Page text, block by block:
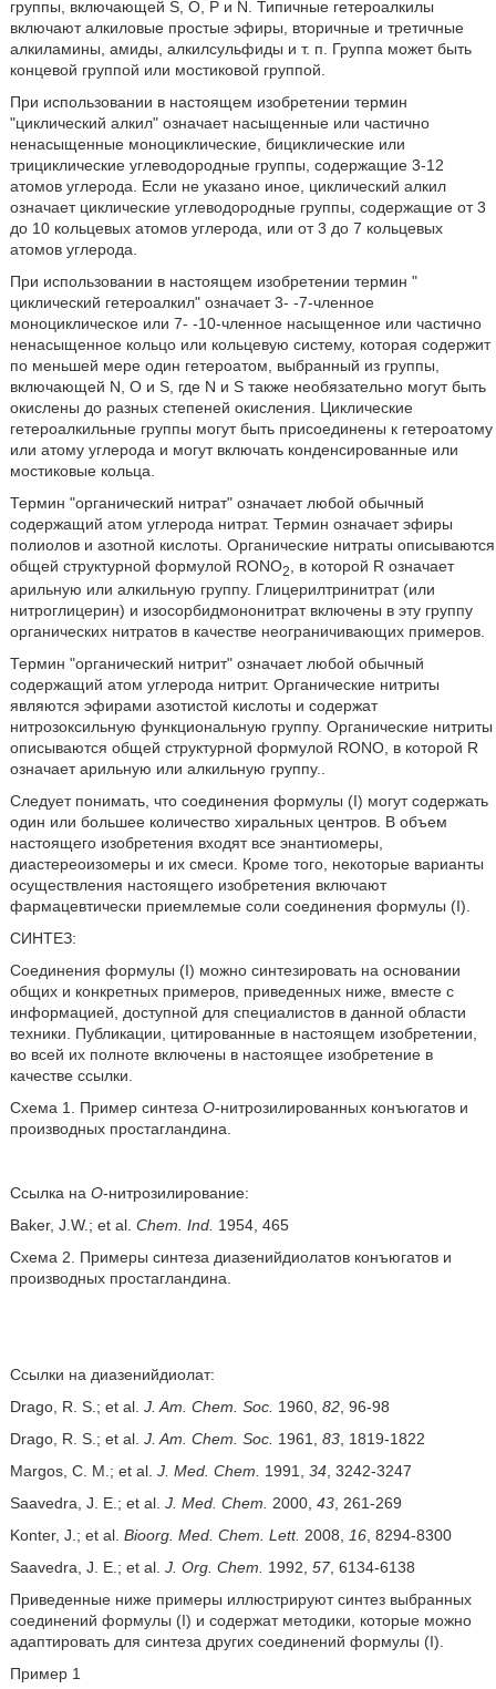
группы, включающей S, O, P и N. Типичные гетероалкилы
включают алкиловые простые эфиры, вторичные и третичные
алкиламины, амиды, алкилсульфиды и т. п. Группа может быть
концевой группой или мостиковой группой.
При использовании в настоящем изобретении термин
"циклический алкил" означает насыщенные или частично
ненасыщенные моноциклические, бициклические или
трициклические углеводородные группы, содержащие 3-12
атомов углерода. Если не указано иное, циклический алкил
означает циклические углеводородные группы, содержащие от 3
до 10 кольцевых атомов углерода, или от 3 до 7 кольцевых
атомов углерода.
При использовании в настоящем изобретении термин "
циклический гетероалкил" означает 3- -7-членное
моноциклическое или 7- -10-членное насыщенное или частично
ненасыщенное кольцо или кольцевую систему, которая содержит
по меньшей мере один гетероатом, выбранный из группы,
включающей N, O и S, где N и S также необязательно могут быть
окислены до разных степеней окисления. Циклические
гетероалкильные группы могут быть присоединены к гетероатому
или атому углерода и могут включать конденсированные или
мостиковые кольца.
Термин "органический нитрат" означает любой обычный
содержащий атом углерода нитрат. Термин означает эфиры
полиолов и азотной кислоты. Органические нитраты описываются
общей структурной формулой RONO2
, в которой R означает
арильную или алкильную группу. Глицерилтринитрат (или
нитроглицерин) и изосорбидмононитрат включены в эту группу
органических нитратов в качестве неограничивающих примеров.
Термин "органический нитрит" означает любой обычный
содержащий атом углерода нитрит. Органические нитриты
являются эфирами азотистой кислоты и содержат
нитрозоксильную функциональную группу. Органические нитриты
описываются общей структурной формулой RONO, в которой R
означает арильную или алкильную группу..
Следует понимать, что соединения формулы (I) могут содержать
один или большее количество хиральных центров. В объем
настоящего изобретения входят все энантиомеры,
диастереоизомеры и их смеси. Кроме того, некоторые варианты
осуществления настоящего изобретения включают
фармацевтически приемлемые соли соединения формулы (I).
СИНТЕЗ:
Соединения формулы (I) можно синтезировать на основании
общих и конкретных примеров, приведенных ниже, вместе с
информацией, доступной для специалистов в данной области
техники. Публикации, цитированные в настоящем изобретении,
во всей их полноте включены в настоящее изобретение в
качестве ссылки.
Схема 1. Пример синтеза O-нитрозилированных конъюгатов и
производных простагландина.
Ссылка на O-нитрозилирование:
Baker, J.W.; et al. Chem. Ind. 1954, 465
Схема 2. Примеры синтеза диазенийдиолатов конъюгатов и
производных простагландина.
Ссылки на диазенийдиолат:
Drago, R. S.; et al. J. Am. Chem. Soc. 1960, 82, 96-98
Drago, R. S.; et al. J. Am. Chem. Soc. 1961, 83, 1819-1822
Margos, C. M.; et al. J. Med. Chem. 1991, 34, 3242-3247
Saavedra, J. E.; et al. J. Med. Chem. 2000, 43, 261-269
Konter, J.; et al. Bioorg. Med. Chem. Lett. 2008, 16, 8294-8300
Saavedra, J. E.; et al. J. Org. Chem. 1992, 57, 6134-6138
Приведенные ниже примеры иллюстрируют синтез выбранных
соединений формулы (I) и содержат методики, которые можно
адаптировать для синтеза других соединений формулы (I).
Пример 1